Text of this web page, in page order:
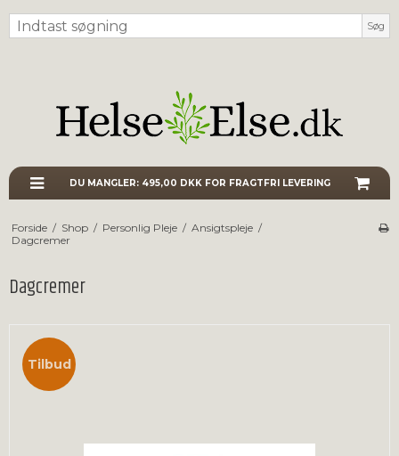
Søg
DU MANGLER: 495,00 DKK FOR FRAGTFRI LEVERING
Forside / Shop / Personlig Pleje / Ansigtspleje /
Dagcremer
Dagcremer
Tilbud